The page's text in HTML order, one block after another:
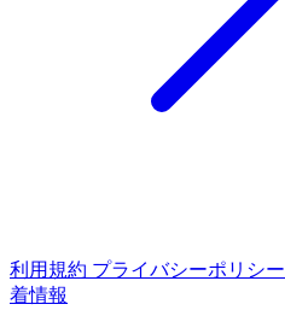
利用規約 プライバシーポリシー
着情報